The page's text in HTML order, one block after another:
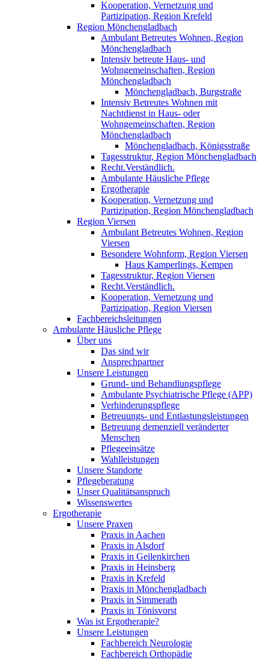
Kooperation, Vernetzung und
Partizipation, Region Krefeld
Region Mönchengladbach
Ambulant Betreutes Wohnen, Region
Mönchengladbach
Intensiv betreute Haus- und
Wohngemeinschaften, Region
Mönchengladbach
Mönchengladbach, Burgstraße
Intensiv Betreutes Wohnen mit
Nachtdienst in Haus- oder
Wohngemeinschaften, Region
Mönchengladbach
Mönchengladbach, Königsstraße
Tagesstruktur, Region Mönchengladbach
Recht.Verständlich.
Ambulante Häusliche Pflege
Ergotherapie
Kooperation, Vernetzung und
Partizipation, Region Mönchengladbach
Region Viersen
Ambulant Betreutes Wohnen, Region
Viersen
Besondere Wohnform, Region Viersen
Haus Kamperlings, Kempen
Tagesstruktur, Region Viersen
Recht.Verständlich.
Kooperation, Vernetzung und
Partizipation, Region Viersen
Fachbereichsleitungen
Ambulante Häusliche Pflege
Über uns
Das sind wir
Ansprechpartner
Unsere Leistungen
Grund- und Behandlungspflege
Ambulante Psychiatrische Pflege (APP)
Verhinderungspflege
Betreuungs- und Entlastungsleistungen
Betreuung demenziell veränderter
Menschen
Pflegeeinsätze
Wahlleistungen
Unsere Standorte
Pflegeberatung
Unser Qualitätsanspruch
Wissenswertes
Ergotherapie
Unsere Praxen
Praxis in Aachen
Praxis in Alsdorf
Praxis in Geilenkirchen
Praxis in Heinsberg
Praxis in Krefeld
Praxis in Mönchengladbach
Praxis in Simmerath
Praxis in Tönisvorst
Was ist Ergotherapie?
Unsere Leistungen
Fachbereich Neurologie
Fachbereich Orthopädie